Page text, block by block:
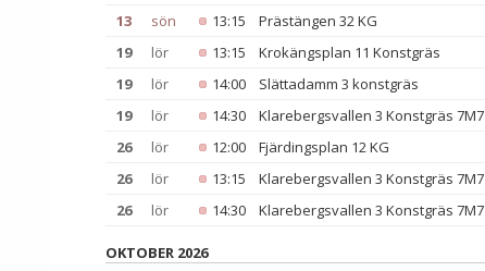
13
sön 13:15 Prästängen 32 KG
19
lör 13:15 Krokängsplan 11 Konstgräs
19
lör 14:00 Slättadamm 3 konstgräs
19
lör 14:30 Klarebergsvallen 3 Konstgräs 7M7
26
lör 12:00 Fjärdingsplan 12 KG
26
lör 13:15 Klarebergsvallen 3 Konstgräs 7M7
26
lör 14:30 Klarebergsvallen 3 Konstgräs 7M7
OKTOBER 2026